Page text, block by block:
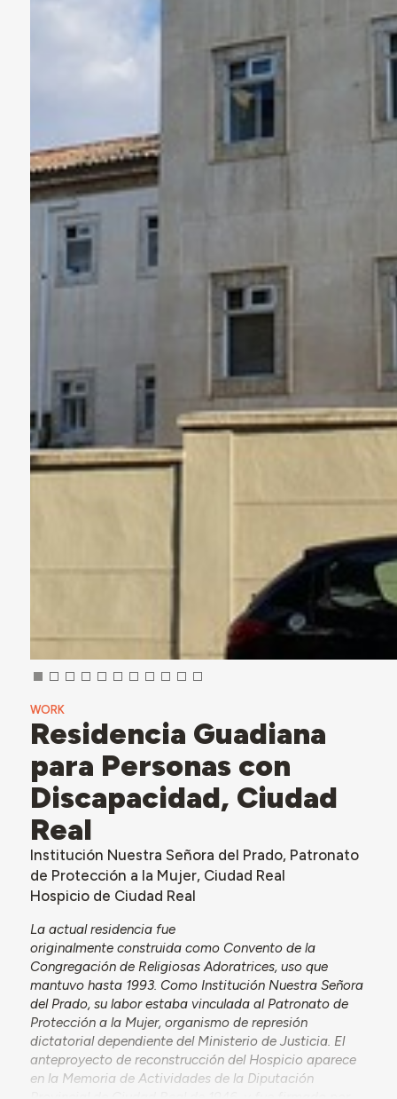
WORK
Residencia Guadiana
para Personas con
Discapacidad, Ciudad
Real
Institución Nuestra Señora del Prado, Patronato
de Protección a la Mujer, Ciudad Real
Hospicio de Ciudad Real
La actual residencia fue
originalmente construida como Convento de la
Congregación de Religiosas Adoratrices, uso que
mantuvo hasta 1993. Como Institución Nuestra Señora
del Prado, su labor estaba vinculada al Patronato de
Protección a la Mujer, organismo de represión
dictatorial dependiente del Ministerio de Justicia. El
anteproyecto de reconstrucción del Hospicio aparece
en la Memoria de Actividades de la Diputación